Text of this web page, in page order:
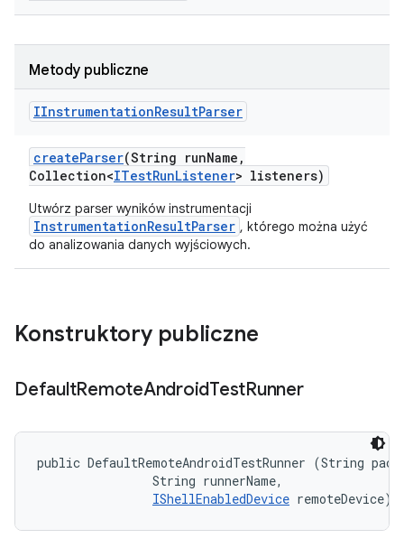
Metody publiczne
IInstrumentationResultParser
createParser(String runName ,
Collection<ITestRunListener> listeners)
Utwórz parser wyników instrumentacji
InstrumentationResultParser , którego można użyć
do analizowania danych wyjściowych.
Konstruktory publiczne
DefaultRemoteAndroidTestRunner
public DefaultRemoteAndroidTestRunner (String
                String runnerName,
IShellEnabledDevice remoteDevice)